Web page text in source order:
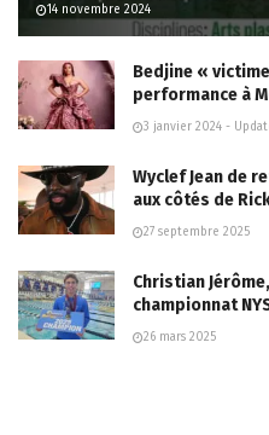
14 novembre 2024
Bedjine «
performance à
3 janvier 2024 -
Wyclef Jean de
aux côtés de
27 septembre 2025
Christian
championnat
26 mars 2025